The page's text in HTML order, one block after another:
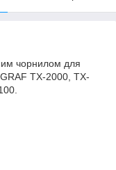
чорнилом для
TX-2000, TX-